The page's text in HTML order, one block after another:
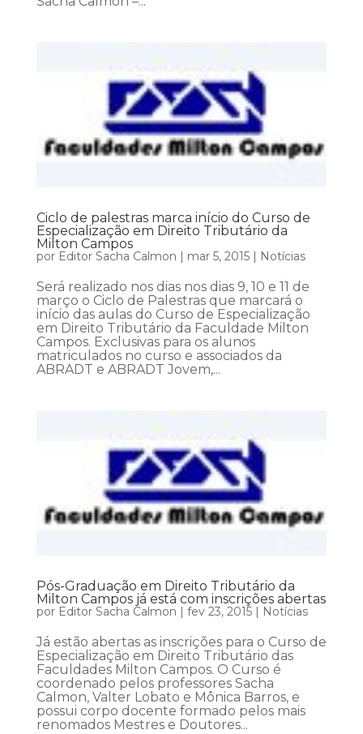
Ciclo de palestras marca início do Curso de
Especialização em Direito Tributário da
Milton Campos
por Editor Sacha Calmon | mar 5, 2015| Notícias
Será realizado nos dias nos dias 9, 10 e 11 de
março o Ciclo de Palestras que marcará o
início das aulas do Curso de Especialização
em Direito Tributário da Faculdade Milton
Campos. Exclusivas para os alunos
matriculados no curso e associados da
ABRADT e ABRADT Jovem,...
Pós-Graduação em Direito Tributário da
Milton Campos já está com inscrições abertas
por Editor Sacha Calmon fev 23, 2015| Notícias
Já estão abertas as inscrições para o Curso de
Especialização em Direito Tributário das
Faculdades Milton Campos. O Curso é
coordenado pelos professores Sacha
Calmon, Valter Lobato e Mônica Barros, e
possui corpo docente formado pelos mais
renomados Mestres e Doutores...